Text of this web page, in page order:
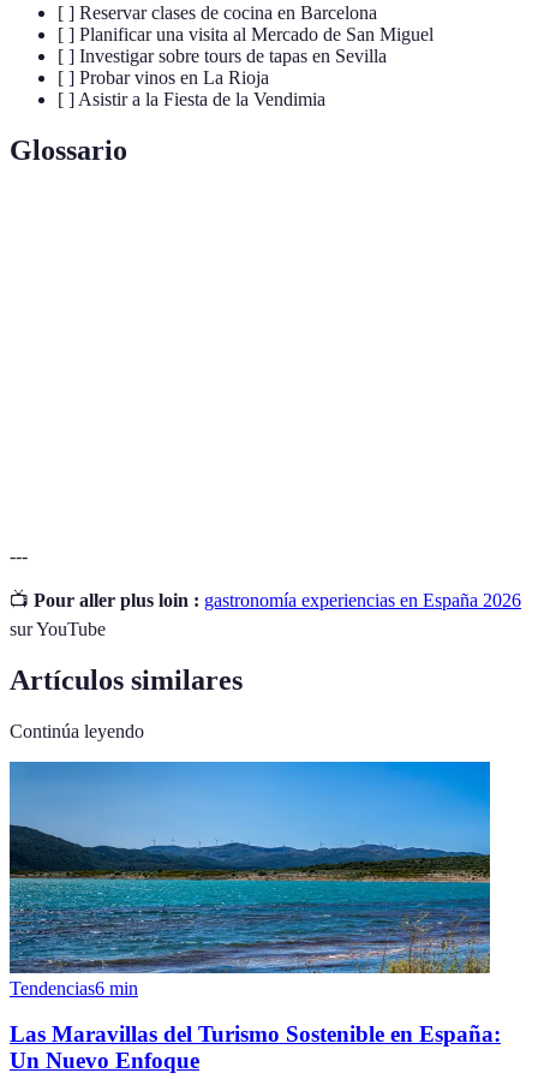
[ ] Reservar clases de cocina en Barcelona
[ ] Planificar una visita al Mercado de San Miguel
[ ] Investigar sobre tours de tapas en Sevilla
[ ] Probar vinos en La Rioja
[ ] Asistir a la Fiesta de la Vendimia
Glossario
---
📺 Pour aller plus loin : gastronomía experiencias en España 2026
sur YouTube
Artículos similares
Continúa leyendo
Tendencias6 min
Las Maravillas del Turismo Sostenible en España:
Un Nuevo Enfoque